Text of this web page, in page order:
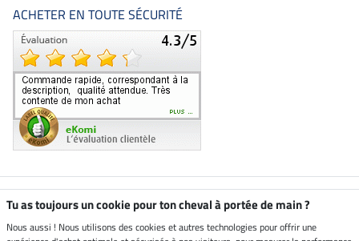
ACHETER EN TOUTE SÉCURITÉ
Boutique climatiquement
neutre
Tu as toujours un cookie pour ton cheval à portée de main ?
Nous aussi ! Nous utilisons des cookies et autres technologies pour offrir une